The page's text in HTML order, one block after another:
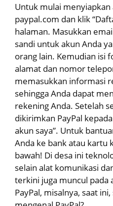
Untuk mulai menyiapkan
paypal.com dan klik
halaman. Masukkan
sandi untuk akun Anda
orang lain. Kemudian isi
alamat dan nomor
memasukkan informasi
sehingga Anda dapat
rekening Anda. Setelah
dikirimkan PayPal
akun saya”. Untuk
Anda ke bank atau kartu
bawah! Di desa ini
selain alat komunikasi
terkini juga muncul pada
PayPal, misalnya, saat